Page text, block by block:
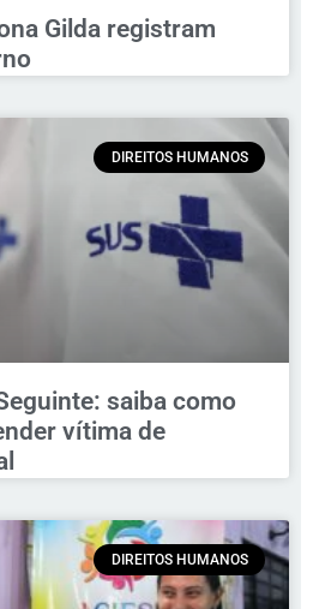
Gilda registram
DIREITOS HUMANOS
saiba como
vítima de
DIREITOS HUMANOS